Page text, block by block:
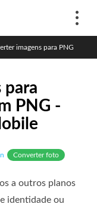
imagens para PNG
para
PNG -
Converter foto
a outros planos
identidade ou